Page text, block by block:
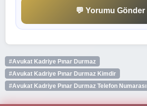
💬 Yorumu Gönder
#Avukat Kadriye Pınar Durmaz
#Avukat Kadriye Pınar Durmaz Kimdir
#Avukat Kadriye Pınar Durmaz Telefon Numarası